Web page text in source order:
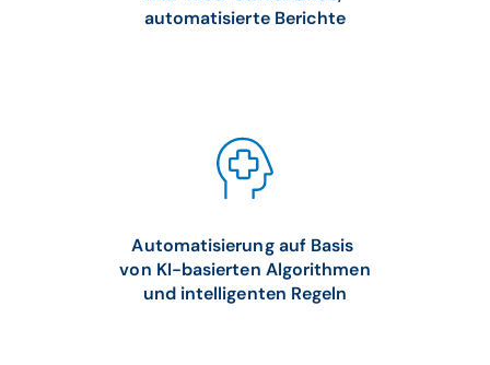
automatisierte Berichte
Automatisierung auf Basis
von KI-basierten Algorithmen
und intelligenten Regeln